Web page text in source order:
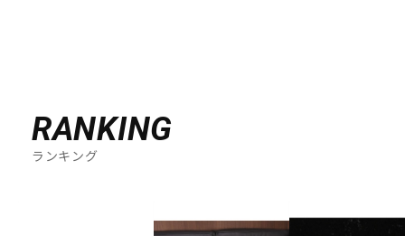
RANKING
ランキング